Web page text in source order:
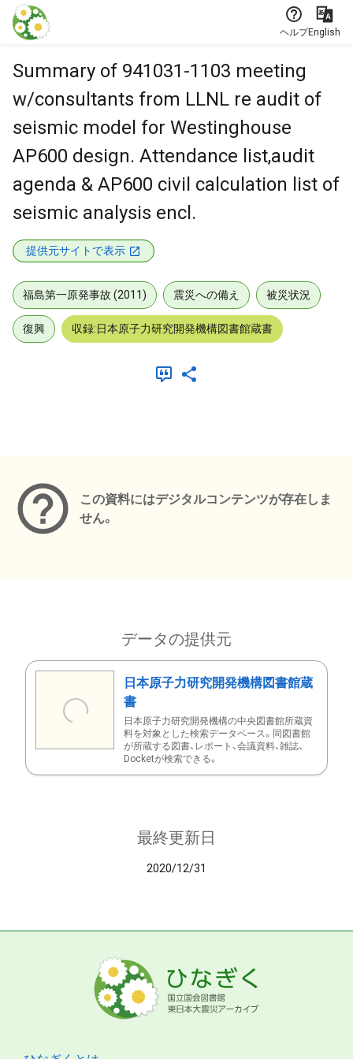
本文に飛ぶ
ヘルプEnglish
Summary of 941031-1103 meeting
w/consultants from LLNL re audit of
seismic model for Westinghouse
AP600 design. Attendance list,audit
agenda & AP600 civil calculation list of
seismic analysis encl.
提供元サイトで表示
福島第一原発事故 (2011) 震災への備え 被災状況
復興 収録:日本原子力研究開発機構図書館蔵書
この資料にはデジタルコンテンツが存在しま
せん。
データの提供元
日本原子力研究開発機構図書館蔵
書
日本原子力研究開発機構の中央図書館所蔵資
料を対象とした検索データベース。同図書館
が所蔵する図書、レポート、会議資料、雑誌、
Docketが検索できる。
最終更新日
2020/12/31